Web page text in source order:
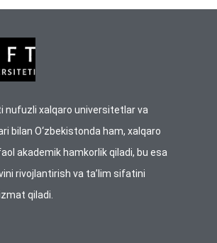
nufuzli xalqaro universitetlar va
bilan O‘zbekistonda ham, xalqaro
akademik hamkorlik qiladi, bu esa
rivojlantirish va ta’lim sifatini
qiladi.